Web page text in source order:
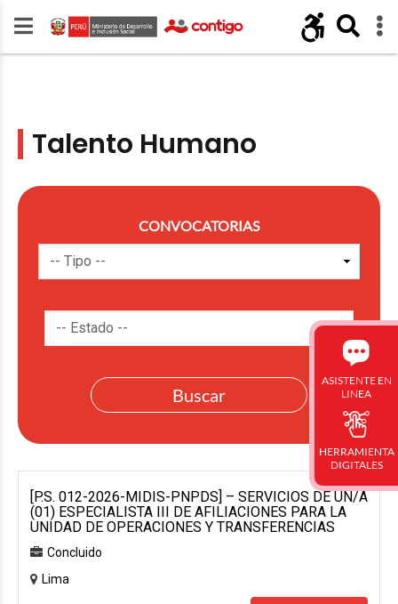
Talento Humano
CONVOCATORIAS
[P.S. 012-2026-MIDIS-PNPDS] – SERVICIOS DE UN/A
(01) ESPECIALISTA III DE AFILIACIONES PARA LA
UNIDAD DE OPERACIONES Y TRANSFERENCIAS
Concluido
Lima
ASISTENTE EN
LINEA
HERRAMIENTA
DIGITALES